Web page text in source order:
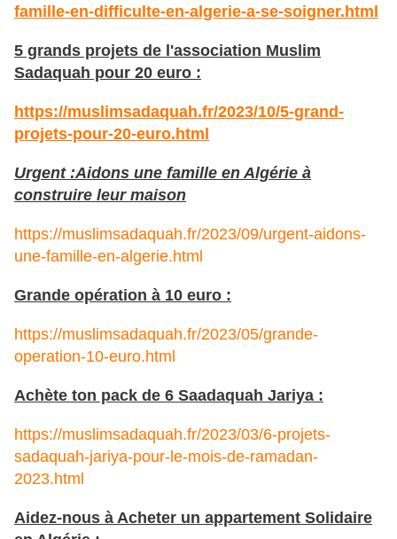
famille-en-difficulte-en-algerie-a-se-soigner.html
5 grands projets de l'association Muslim
Sadaquah pour 20 euro :
https://muslimsadaquah.fr/2023/10/5-grand-
projets-pour-20-euro.html
Urgent :Aidons une famille en Algérie à
construire leur maison
https://muslimsadaquah.fr/2023/09/urgent-aidons-
une-famille-en-algerie.html
Grande opération à 10 euro :
https://muslimsadaquah.fr/2023/05/grande-
operation-10-euro.html
Achète ton pack de 6 Saadaquah Jariya :
https://muslimsadaquah.fr/2023/03/6-projets-
sadaquah-jariya-pour-le-mois-de-ramadan-
2023.html
Aidez-nous à Acheter un appartement Solidaire